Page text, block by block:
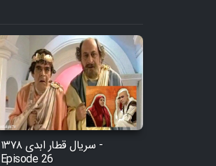
سریال قطار ابدی ۱۳۷۸ -
Episode 26